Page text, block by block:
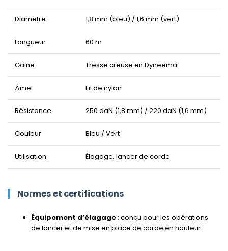
Diamètre 1,8 mm (bleu) / 1,6 mm (vert)
Longueur 60 m
Gaine Tresse creuse en Dyneema
Âme Fil de nylon
Résistance 250 daN (1,8 mm) / 220 daN (1,6 mm)
Couleur Bleu / Vert
Utilisation Élagage, lancer de corde
Normes et certifications
Équipement d’élagage : conçu pour les opérations
de lancer et de mise en place de corde en hauteur.